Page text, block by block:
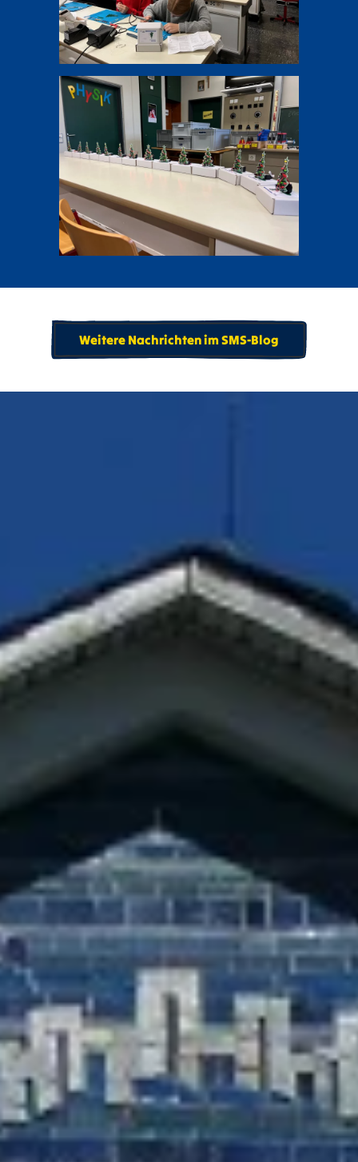
Weitere Nachrichten im SMS-Blog